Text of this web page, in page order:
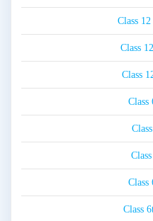
Class
Class
Class
Class
Class
Class